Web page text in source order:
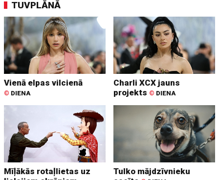
TUVPLĀNĀ
Vienā elpas vilcienā
© DIENA
Charli XCX jauns
projekts © DIENA
Mīļākās rotaļlietas uz
Tulko mājdzīvnieku